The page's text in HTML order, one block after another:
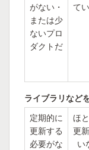
がない・
または少
ないプロ
ダクトだ
て
ライブラリなど
定期的に
更新する
必要がな
ほ
更
い